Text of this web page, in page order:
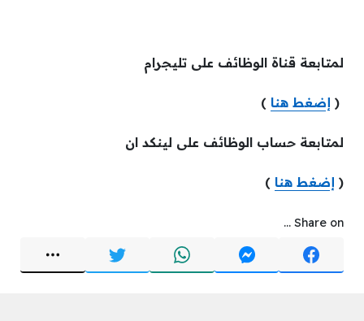
لمتابعة قناة الوظائف على تليجرام
( إضغط هنا )
لمتابعة حساب الوظائف على لينكد ان
( إضغط هنا )
Share on ...